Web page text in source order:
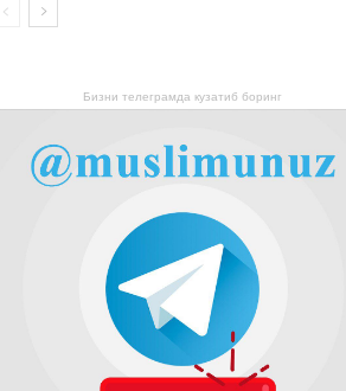
Бизни телеграмда кузатиб боринг